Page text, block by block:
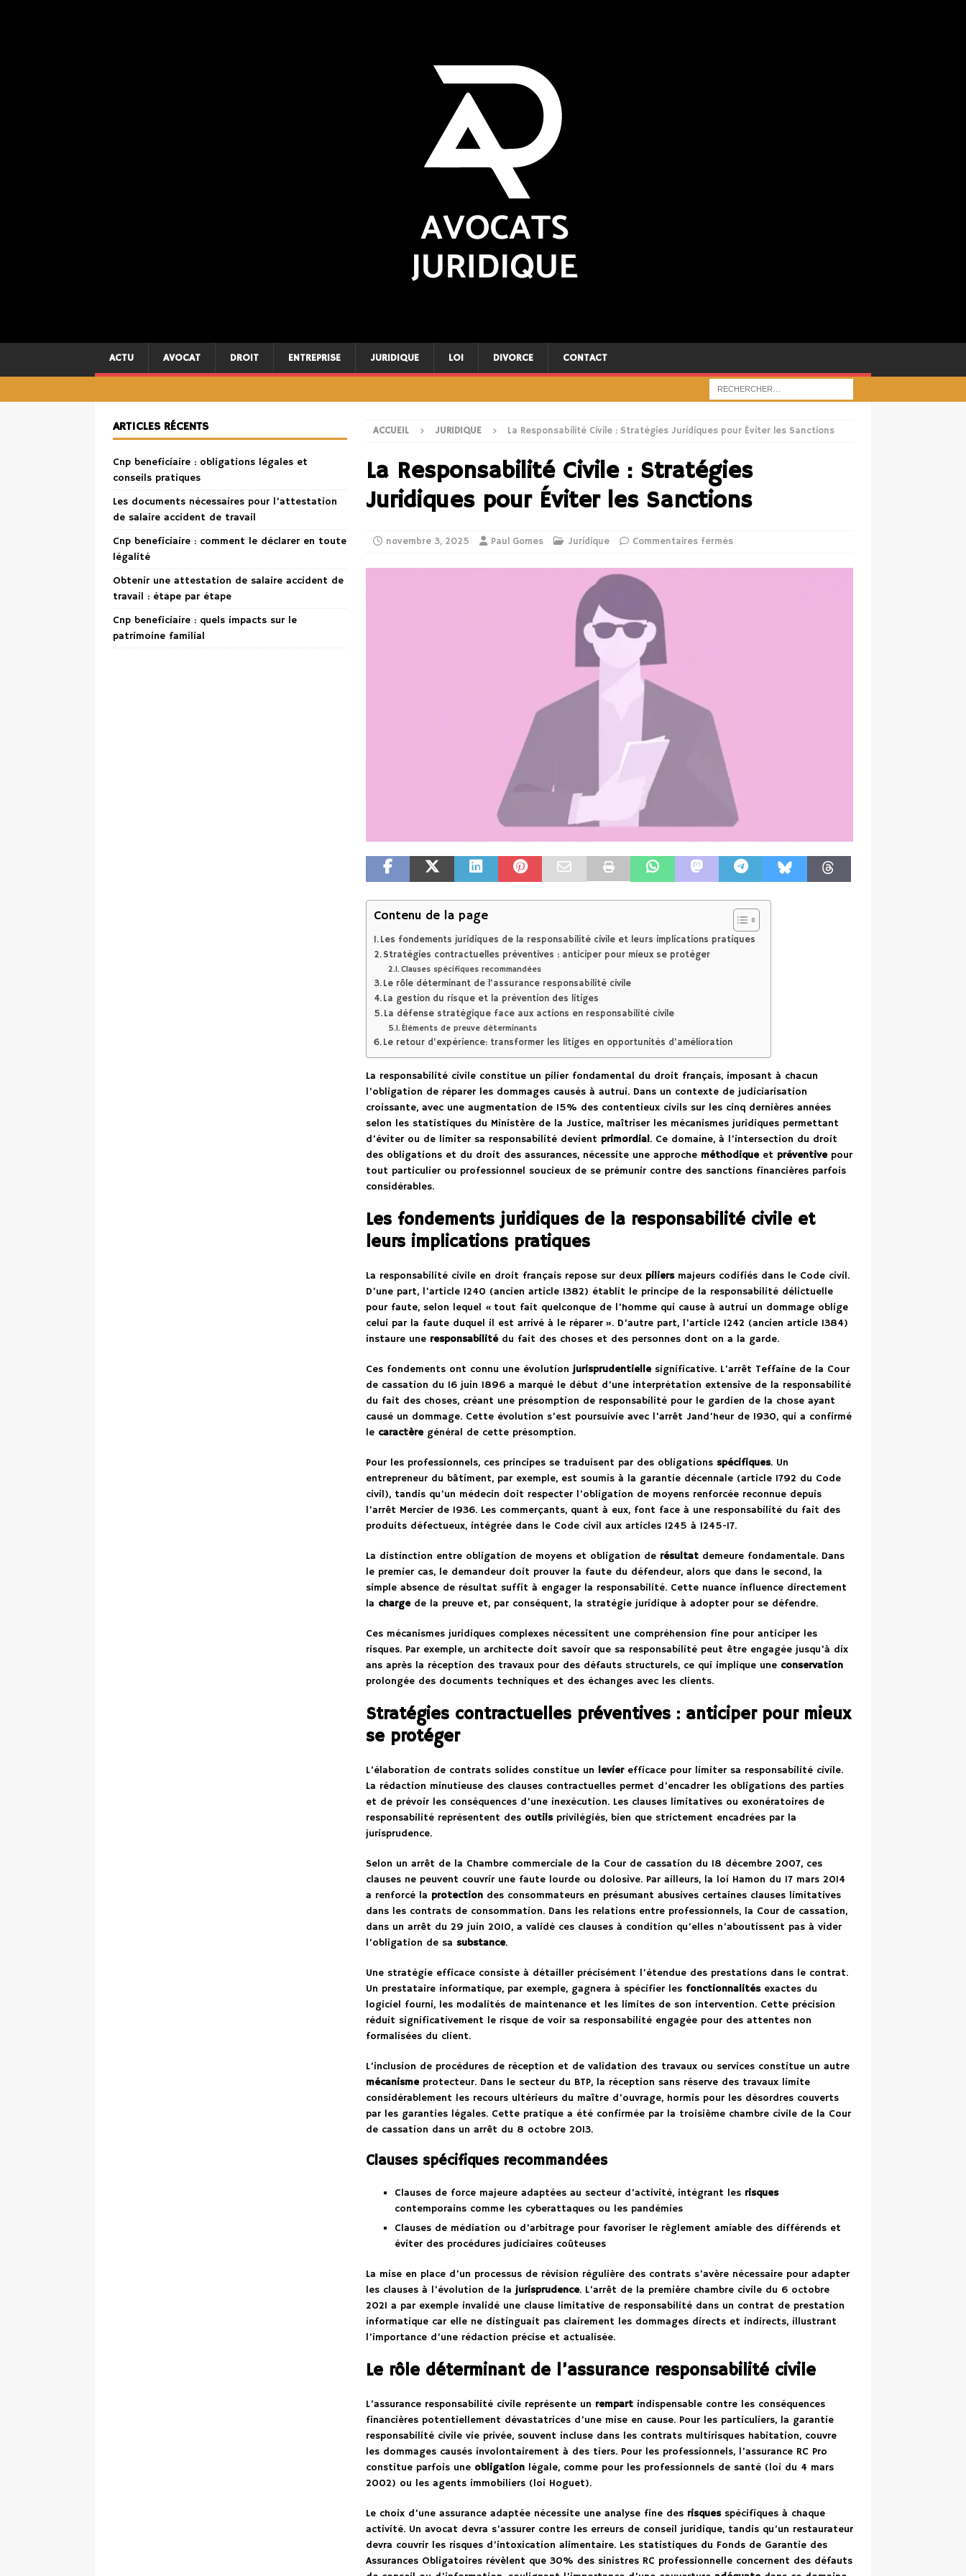
ACTU AVOCAT DROIT ENTREPRISE JURIDIQUE LOI DIVORCE CONTACT
ACCUEIL JURIDIQUE La Responsabilité Civile : Stratégies Juridiques pour Éviter les Sanctions
La Responsabilité Civile : Stratégies
Juridiques pour Éviter les Sanctions
novembre 3, 2025 Paul Gomes Juridique Commentaires fermés
Contenu de la page
Les fondements juridiques de la responsabilité civile et leurs implications pratiques
Stratégies contractuelles préventives : anticiper pour mieux se protéger
Clauses spécifiques recommandées
Le rôle déterminant de l’assurance responsabilité civile
La gestion du risque et la prévention des litiges
La défense stratégique face aux actions en responsabilité civile
Éléments de preuve déterminants
Le retour d’expérience: transformer les litiges en opportunités d’amélioration
La responsabilité civile constitue un pilier fondamental du droit français, imposant à chacun
l’obligation de réparer les dommages causés à autrui. Dans un contexte de judiciarisation
croissante, avec une augmentation de 15% des contentieux civils sur les cinq dernières années
selon les statistiques du Ministère de la Justice, maîtriser les mécanismes juridiques permettant
d’éviter ou de limiter sa responsabilité devient primordial. Ce domaine, à l’intersection du droit
des obligations et du droit des assurances, nécessite une approche méthodiqueet préventivepour
tout particulier ou professionnel soucieux de se prémunir contre des sanctions financières parfois
considérables.
Les fondements juridiques de la responsabilité civile et
leurs implications pratiques
La responsabilité civile en droit français repose sur deux piliersmajeurs codifiés dans le Code civil.
D’une part, l’article 1240 (ancien article 1382) établit le principe de la responsabilité délictuelle
pour faute, selon lequel « tout fait quelconque de l’homme qui cause à autrui un dommage oblige
celui par la faute duquel il est arrivé à le réparer ». D’autre part, l’article 1242 (ancien article 1384)
instaure une responsabilitédu fait des choses et des personnes dont on a la garde.
Ces fondements ont connu une évolutionjurisprudentiellesignificative. L’arrêt Teffaine de la Cour
de cassation du 16 juin 1896 a marqué le début d’une interprétation extensive de la responsabilité
du fait des choses, créant une présomption de responsabilité pour le gardien de la chose ayant
causé un dommage. Cette évolution s’est poursuivie avec l’arrêt Jand’heur de 1930, qui a confirmé
le caractèregénéral de cette présomption.
Pour les professionnels, ces principes se traduisent par des obligations spécifiques. Un
entrepreneur du bâtiment, par exemple, est soumis à la garantie décennale (article 1792 du Code
civil), tandis qu’un médecin doit respecter l’obligation de moyens renforcée reconnue depuis
l’arrêt Mercier de 1936. Les commerçants, quant à eux, font face à une responsabilité du fait des
produits défectueux, intégrée dans le Code civil aux articles 1245 à 1245-17.
La distinction entre obligation de moyens et obligation de résultatdemeure fondamentale. Dans
le premier cas, le demandeur doit prouver la faute du défendeur, alors que dans le second, la
simple absence de résultat suffit à engager la responsabilité. Cette nuance influence directement
la chargede la preuve et, par conséquent, la stratégie juridique à adopter pour se défendre.
Ces mécanismes juridiques complexes nécessitent une compréhension fine pour anticiper les
risques. Par exemple, un architecte doit savoir que sa responsabilité peut être engagée jusqu’à dix
ans après la réception des travaux pour des défauts structurels, ce qui implique une conservation
prolongée des documents techniques et des échanges avec les clients.
Stratégies contractuelles préventives : anticiper pour mieux
se protéger
L’élaboration de contrats solides constitue un levierefficace pour limiter sa responsabilité civile.
La rédaction minutieuse des clauses contractuelles permet d’encadrer les obligations des parties
et de prévoir les conséquences d’une inexécution. Les clauses limitatives ou exonératoires de
responsabilité représentent des outilsprivilégiés, bien que strictement encadrées par la
jurisprudence.
Selon un arrêt de la Chambre commerciale de la Cour de cassation du 18 décembre 2007, ces
clauses ne peuvent couvrir une faute lourde ou dolosive. Par ailleurs, la loi Hamon du 17 mars 2014
a renforcé la protectiondes consommateurs en présumant abusives certaines clauses limitatives
dans les contrats de consommation. Dans les relations entre professionnels, la Cour de cassation,
dans un arrêt du 29 juin 2010, a validé ces clauses à condition qu’elles n’aboutissent pas à vider
l’obligation de sa substance.
Une stratégie efficace consiste à détailler précisément l’étendue des prestations dans le contrat.
Un prestataire informatique, par exemple, gagnera à spécifier les fonctionnalitésexactes du
logiciel fourni, les modalités de maintenance et les limites de son intervention. Cette précision
réduit significativement le risque de voir sa responsabilité engagée pour des attentes non
formalisées du client.
L’inclusion de procédures de réception et de validation des travaux ou services constitue un autre
mécanismeprotecteur. Dans le secteur du BTP, la réception sans réserve des travaux limite
considérablement les recours ultérieurs du maître d’ouvrage, hormis pour les désordres couverts
par les garanties légales. Cette pratique a été confirmée par la troisième chambre civile de la Cour
de cassation dans un arrêt du 8 octobre 2013.
Clauses spécifiques recommandées
Clauses de force majeure adaptées au secteur d’activité, intégrant les risques
contemporains comme les cyberattaques ou les pandémies
Clauses de médiation ou d’arbitrage pour favoriser le règlement amiable des différends et
éviter des procédures judiciaires coûteuses
La mise en place d’un processus de révision régulière des contrats s’avère nécessaire pour adapter
les clauses à l’évolution de lajurisprudence. L’arrêt de la première chambre civile du 6 octobre
2021 a par exemple invalidé une clause limitative de responsabilité dans un contrat de prestation
informatique car elle ne distinguait pas clairement les dommages directs et indirects, illustrant
l’importance d’une rédaction précise et actualisée.
Le rôle déterminant de l’assurance responsabilité civile
L’assurance responsabilité civile représente un rempartindispensable contre les conséquences
financières potentiellement dévastatrices d’une mise en cause. Pour les particuliers, la garantie
responsabilité civile vie privée, souvent incluse dans les contrats multirisques habitation, couvre
les dommages causés involontairement à des tiers. Pour les professionnels, l’assurance RC Pro
constitue parfois une obligationlégale, comme pour les professionnels de santé (loi du 4 mars
2002) ou les agents immobiliers (loi Hoguet).
Le choix d’une assurance adaptée nécessite une analyse fine des risquesspécifiques à chaque
activité. Un avocat devra s’assurer contre les erreurs de conseil juridique, tandis qu’un restaurateur
devra couvrir les risques d’intoxication alimentaire. Les statistiques du Fonds de Garantie des
Assurances Obligatoires révèlent que 30% des sinistres RC professionnelle concernent des défauts
ARTICLES RÉCENTS
Cnp beneficiaire : obligations légales et
conseils pratiques
Les documents nécessaires pour l’attestation
de salaire accident de travail
Cnp beneficiaire : comment le déclarer en toute
légalité
Obtenir une attestation de salaire accident de
travail : étape par étape
Cnp beneficiaire : quels impacts sur le
patrimoine familial